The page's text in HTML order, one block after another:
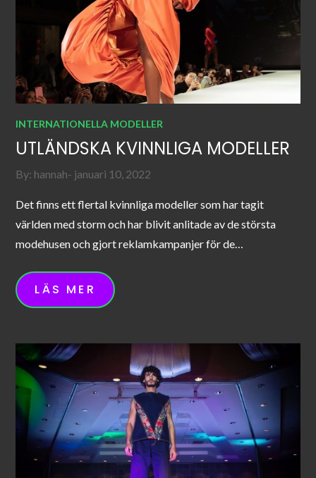
INTERNATIONELLA MODELLER
UTLÄNDSKA KVINNLIGA MODELLER
By: hannah Posted
januari 10, 2022
Det finns ett flertal kvinnliga modeller som har tagit
världen med storm och har blivit anlitade av de största
modehusen och gjort reklamkampanjer för de…
LÄS MER